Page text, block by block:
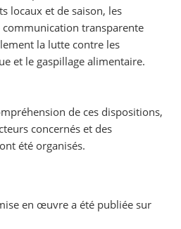
locaux et de saison, les
transparente
la lutte contre les
et le gaspillage alimentaire.
de ces dispositions,
concernés et des
ont été organisés.
en œuvre a été publiée sur